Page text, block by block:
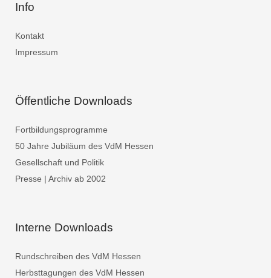
Info
Kontakt
Impressum
Öffentliche Downloads
Fortbildungsprogramme
50 Jahre Jubiläum des VdM Hessen
Gesellschaft und Politik
Presse | Archiv ab 2002
Interne Downloads
Rundschreiben des VdM Hessen
Herbsttagungen des VdM Hessen